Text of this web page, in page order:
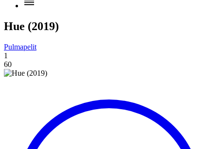
Hue (2019)
Pulmapelit
1
60